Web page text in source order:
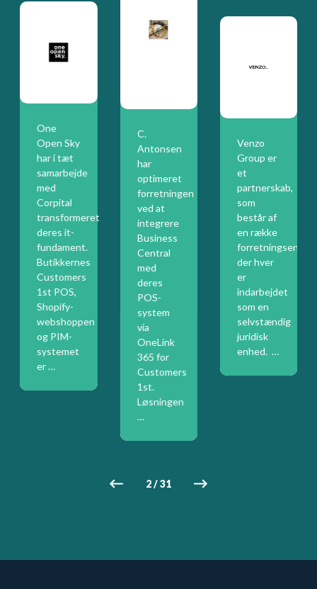
One
Open Sky
har i tæt
samarbejde
med
Corpital
transformeret
deres it-
fundament.
Butikkernes
Customers
1st POS,
Shopify-
webshoppen
og PIM-
systemet
er …
C.
Antonsen
har
optimeret
forretningen
ved at
integrere
Business
Central
med
deres
POS-
system
via
OneLink
365 for
Customers
1st.
Løsningen
…
Venzo
Group er
et
partnerskab,
som
består af
en række
der hver
er
indarbejdet
som en
selvstændig
juridisk
enhed. …
2/31